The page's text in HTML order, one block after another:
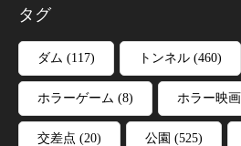
タグ
ダム (117) トンネル (460)
ホラーゲーム (8) ホラー映画
交差点 (20) 公園 (525)